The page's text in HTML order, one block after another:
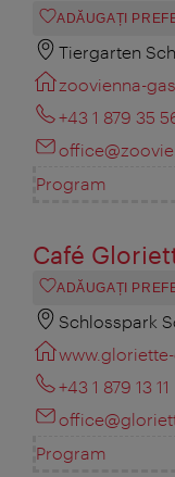
ADĂUGAȚI
Tiergarten
zoovienna-
+43 1 879 35
Program
Café
ADĂUGAȚI
Schlosspark
+43 1 879 13 11
Program